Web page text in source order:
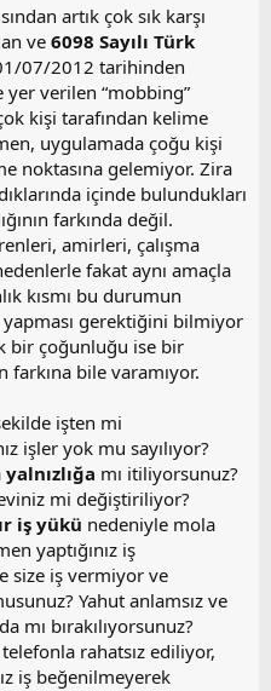
artık çok sık karşı
ve 6098 Sayılı Türk
07/2012 tarihinden
verilen “mobbing”
kişi tarafından kelime
uygulamada çoğu kişi
noktasına gelemiyor. Zira
içinde bulundukları
farkında değil.
amirleri, çalışma
fakat aynı amaçla
kısmı bu durumun
yapması gerektiğini bilmiyor
bir çoğunluğu ise bir
bile varamıyor.
işten mi
işler yok mu sayılıyor?
yalnızlığa mı itiliyorsunuz?
mi değiştiriliyor?
iş yükü nedeniyle mola
yaptığınız iş
size iş vermiyor ve
Yahut anlamsız ve
mı bırakılıyorsunuz?
rahatsız ediliyor,
iş beğenilmeyerek